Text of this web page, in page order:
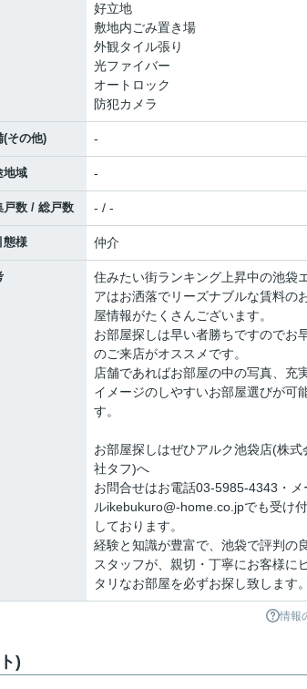
好立地
敷地内ごみ置き場
外観タイル張り
光ファイバー
オートロック
防犯カメラ
(その他) -
地域 -
戸数 / 総戸数 - / -
態様 仲介
住みたい街ランキング上昇中の池袋
アはお洒落でリーズナブルな賃料の
屋情報がたくさんございます。
お部屋探しは早い者勝ちですのでお
のご来店がオススメです。
店舗であればお部屋の中の写真、充実
イメージのしやすいお部屋選びが可
す。
お部屋探しはぜひアルク池袋店(株式
社タフ)へ
お問合せはお電話03-5985-4343・メ
ルikebukuro@-home.co.jpでも受け
しております。
経験と知識が豊富で、池袋で評判の
スタッフが、親切・丁寧にお客様に
タリなお部屋を必ずお探し致します。
情報
)